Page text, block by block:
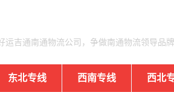
运吉通南通物流公司，争做南通物流领导品牌
东北专线 西南专线 西北